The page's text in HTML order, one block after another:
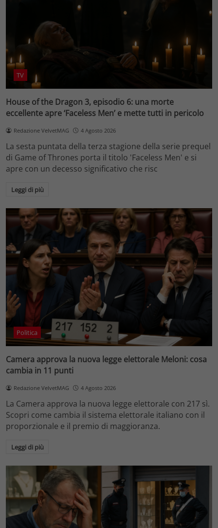
TV
House of the Dragon 3, episodio 6: una morte
eccellente apre ‘Faceless Men’ e mette tutti in pericolo
Redazione VelvetMAG 4 Agosto 2026
La sesta puntata della terza stagione della serie prequel
di Game of Thrones porta il titolo 'Faceless Men' e si
apre con un decesso significativo che risc
Leggi di più
Politica
Camera approva la nuova legge elettorale Meloni: cosa
cambia in 11 punti
Redazione VelvetMAG 4 Agosto 2026
La Camera approva la nuova legge elettorale con 217 sì.
Scopri come cambia il sistema elettorale italiano con il
proporzionale e il premio di maggioranza.
Leggi di più